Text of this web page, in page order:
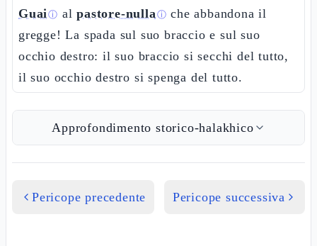
Guaiⓘ alpastore-nullaⓘ che abbandona il
gregge! La spada sul suo braccio e sul suo
occhio destro: il suo braccio si secchi del tutto,
il suo occhio destro si spenga del tutto.
Approfondimento storico-halakhico
Pericope precedente Pericope successiva